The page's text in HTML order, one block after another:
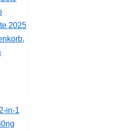
2025